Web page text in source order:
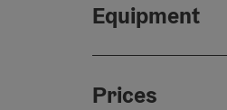
Equipment
Prices